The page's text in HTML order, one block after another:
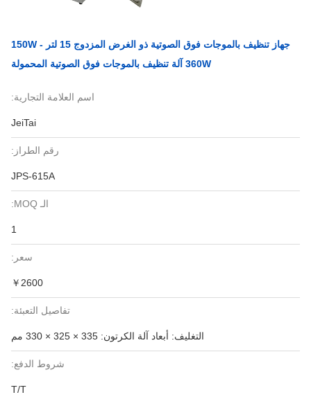
جهاز تنظيف بالموجات فوق الصوتية ذو الغرض المزدوج 15 لتر 150W -
360W آلة تنظيف بالموجات فوق الصوتية المحمولة
اسم العلامة التجارية:
JeiTai
رقم الطراز:
JPS-615A
الـ MOQ:
1
سعر:
￥2600
تفاصيل التعبئة:
التغليف: أبعاد آلة الكرتون: 335 × 325 × 330 مم
شروط الدفع:
T/T